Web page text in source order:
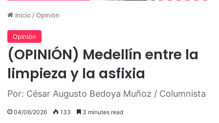
Inicio /Opinión
Opinión
(OPINIÓN) Medellín entre la
limpieza y la asfixia
Por: César Augusto Bedoya Muñoz / Columnista
04/06/2026 133 3 minutes read